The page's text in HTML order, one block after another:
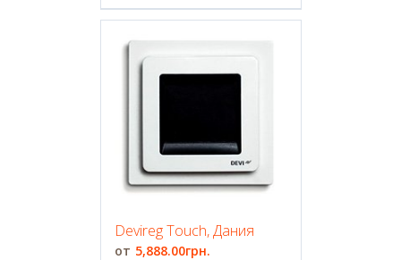
Devireg Touch, Дания
5,888.00грн.